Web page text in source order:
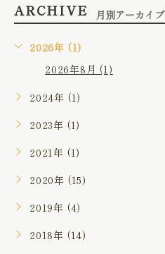
ARCHIVE 月別アーカイブ
2026年 (1)
2026年8月 (1)
2024年 (1)
2023年 (1)
2021年 (1)
2020年 (15)
2019年 (4)
2018年 (14)